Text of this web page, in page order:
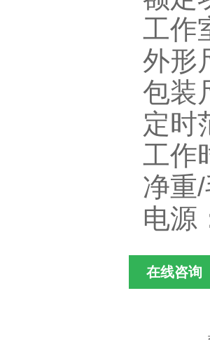
工作
外形
包装
定时
工作
净重
电源
在线咨询